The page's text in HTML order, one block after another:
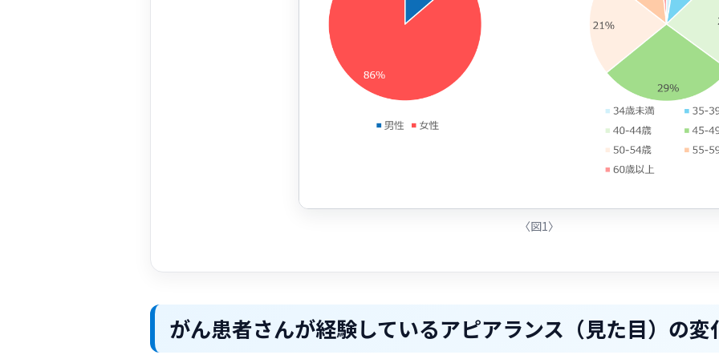
〈図1〉
がん患者さんが経験しているアピアランス（見た目）の変